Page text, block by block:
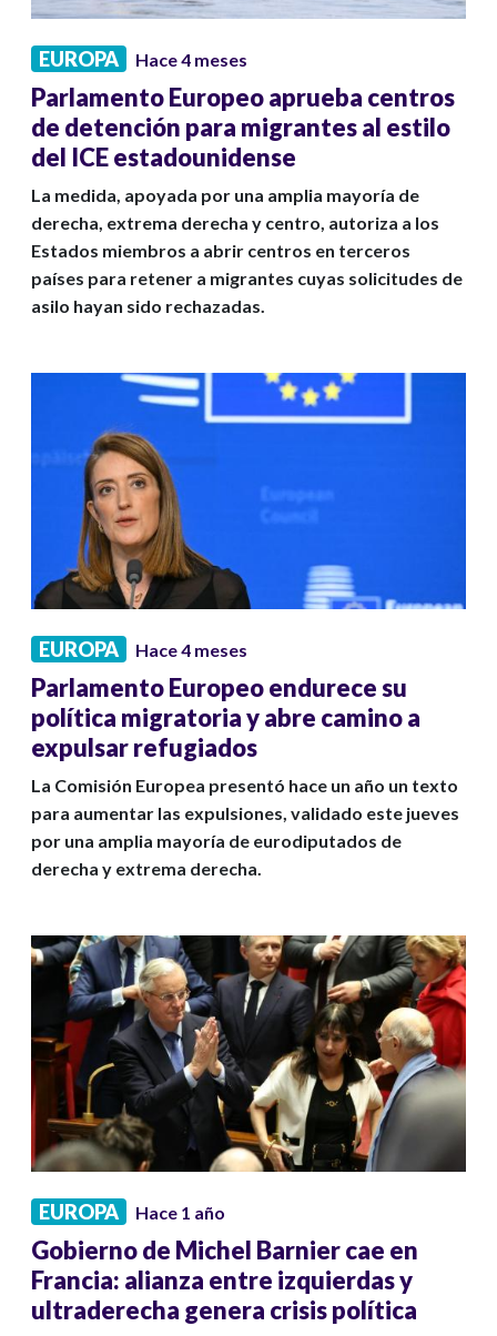
EUROPA Hace 4 meses
Parlamento Europeo aprueba centros
de detención para migrantes al estilo
del ICE estadounidense
La medida, apoyada por una amplia mayoría de
derecha, extrema derecha y centro, autoriza a los
Estados miembros a abrir centros en terceros
países para retener a migrantes cuyas solicitudes de
asilo hayan sido rechazadas.
EUROPA Hace 4 meses
Parlamento Europeo endurece su
política migratoria y abre camino a
expulsar refugiados
La Comisión Europea presentó hace un año un texto
para aumentar las expulsiones, validado este jueves
por una amplia mayoría de eurodiputados de
derecha y extrema derecha.
EUROPA Hace 1 año
Gobierno de Michel Barnier cae en
Francia: alianza entre izquierdas y
ultraderecha genera crisis política